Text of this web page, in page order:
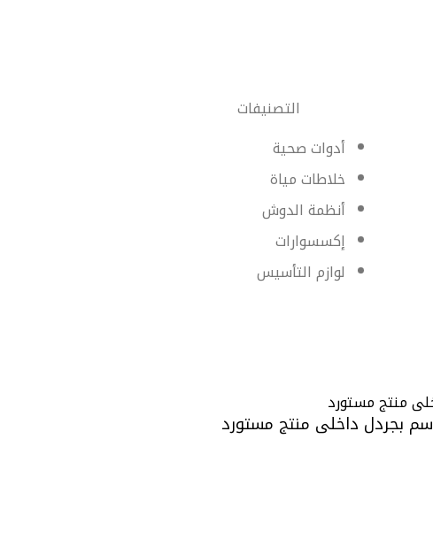
التصنيفات
أدوات صحية
خلاطات مياة
أنظمة الدوش
إكسسوارات
لوازم التأسيس